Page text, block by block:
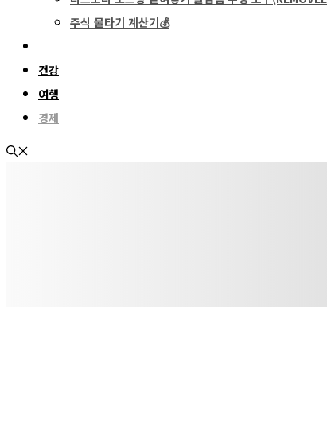
주식 물타기 계산기💰
건강
여행
경제